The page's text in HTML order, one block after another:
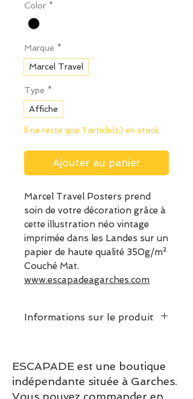
Color *
Marque *
Marcel Travel
Type *
Affiche
Il ne reste que 1 article(s) en stock
Ajouter au panier
Marcel Travel Posters prend
soin de votre décoration grâce à
cette illustration néo vintage
imprimée dans les Landes sur un
papier de haute qualité 350g/m²
Couché Mat.
www.escapadeagarches.com
Informations sur le produit
Poids : 0.4 kg
ESCAPADE est une boutique
indépendante située à Garches.